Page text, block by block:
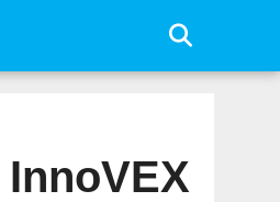
InnoVEX